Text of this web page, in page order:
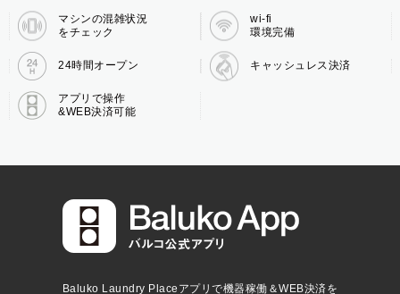
マシンの混雑状況
をチェック
wi-fi
環境完備
24時間オープン キャッシュレス決済
アプリで操作
&WEB決済可能
Baluko Laundry Placeアプリで機器稼働＆WEB決済を